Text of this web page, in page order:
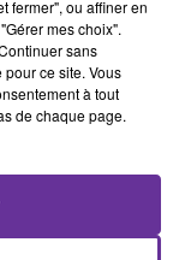
sur le plan
de relier
à l’Europe.
de crédibilité.
que ce chantier
fermer", ou affiner en
mes choix".
sans
ce site. Vous
à tout
de chaque page.